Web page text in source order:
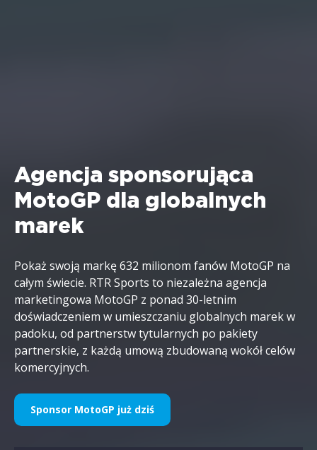
Agencja sponsorująca
MotoGP dla globalnych
marek
Pokaż swoją markę 632 milionom fanów MotoGP na
całym świecie. RTR Sports to niezależna agencja
marketingowa MotoGP z ponad 30-letnim
doświadczeniem w umieszczaniu globalnych marek w
padoku, od partnerstw tytularnych po pakiety
partnerskie, z każdą umową zbudowaną wokół celów
komercyjnych.
Sponsor MotoGP już dziś